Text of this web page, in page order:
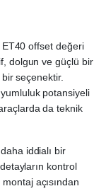
ET40 offset değeri
dolgun ve güçlü bir
seçenektir.
potansiyeli
da teknik
iddialı bir
kontrol
açısından